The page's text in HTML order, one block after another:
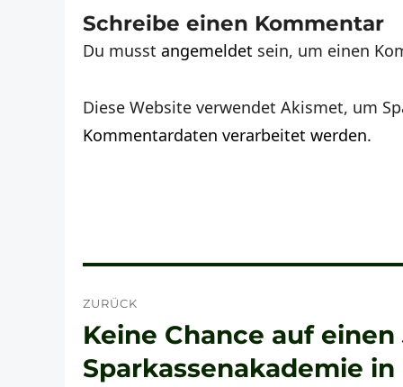
Schreibe einen Kommentar
Du musst angemeldet sein, um einen
Diese Website verwendet Akismet, um
Kommentardaten verarbeitet werden.
ZURÜCK
Vorheriger
Beitrag:
Keine Chance auf
Sparkassenakademie